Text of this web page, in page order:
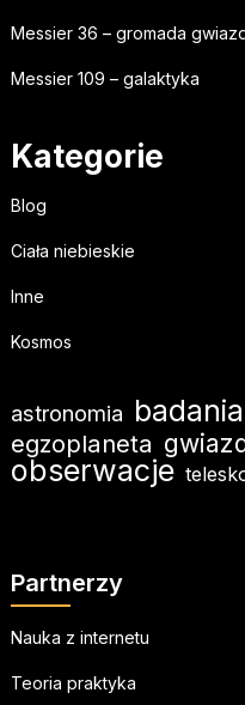
Messier 36 – gromada
Messier 109 – galaktyka
Kategorie
Blog
Ciała niebieskie
Inne
Kosmos
astronomia badania
egzoplaneta
obserwacje
Partnerzy
Nauka z internetu
Teoria praktyka